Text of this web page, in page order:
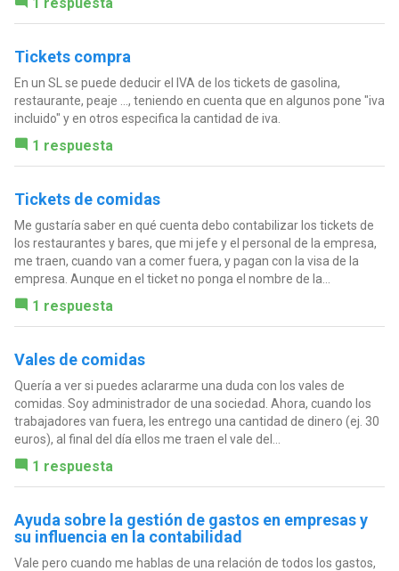
Tickets compra
En un SL se puede deducir el IVA de los tickets de gasolina,
restaurante, peaje ..., teniendo en cuenta que en algunos pone "iva
incluido" y en otros especifica la cantidad de iva.
1 respuesta
Tickets de comidas
Me gustaría saber en qué cuenta debo contabilizar los tickets de
los restaurantes y bares, que mi jefe y el personal de la empresa,
me traen, cuando van a comer fuera, y pagan con la visa de la
empresa. Aunque en el ticket no ponga el nombre de la...
1 respuesta
Vales de comidas
Quería a ver si puedes aclararme una duda con los vales de
comidas. Soy administrador de una sociedad. Ahora, cuando los
trabajadores van fuera, les entrego una cantidad de dinero (ej. 30
euros), al final del día ellos me traen el vale del...
1 respuesta
Ayuda sobre la gestión de gastos en empresas y
su influencia en la contabilidad
Vale pero cuando me hablas de una relación de todos los gastos,